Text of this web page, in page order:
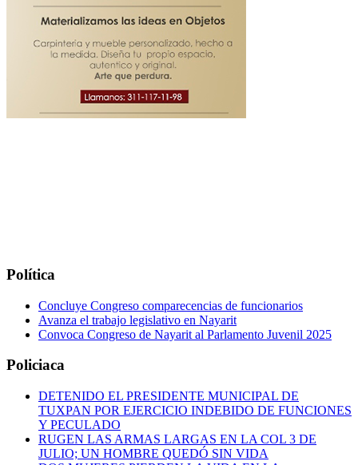
Política
Concluye Congreso comparecencias de funcionarios
Avanza el trabajo legislativo en Nayarit
Convoca Congreso de Nayarit al Parlamento Juvenil 2025
Policiaca
DETENIDO EL PRESIDENTE MUNICIPAL DE
TUXPAN POR EJERCICIO INDEBIDO DE FUNCIONES
Y PECULADO
RUGEN LAS ARMAS LARGAS EN LA COL 3 DE
JULIO; UN HOMBRE QUEDÓ SIN VIDA